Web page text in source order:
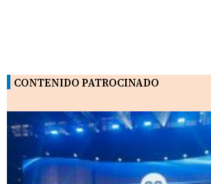
CONTENIDO PATROCINADO